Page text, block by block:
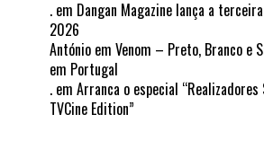
. em Dangan Magazine lança a
2026
António em Venom – Preto, Branco e
em Portugal
. em Arranca o especial
TVCine Edition”